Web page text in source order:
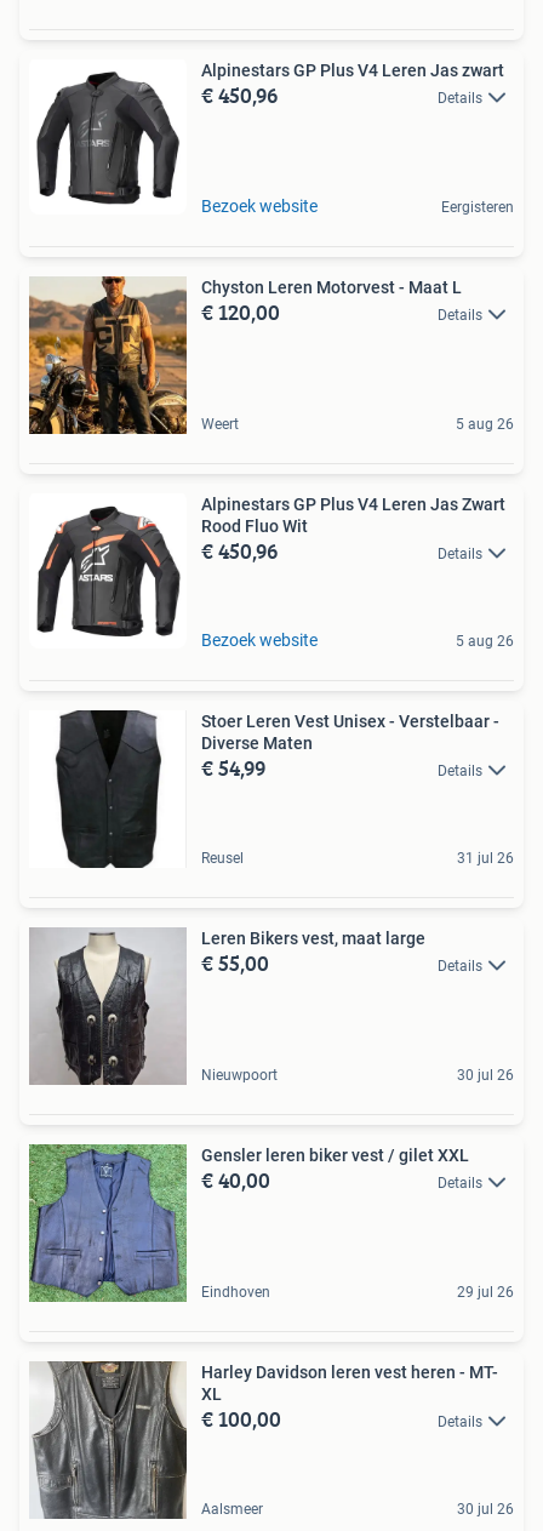
Alpinestars GP Plus V4 Leren Jas zwart
€ 450,96 Details
Bezoek website Eergisteren
Chyston Leren Motorvest - Maat L
€ 120,00 Details
Weert 5 aug 26
Alpinestars GP Plus V4 Leren Jas Zwart
Rood Fluo Wit
€ 450,96 Details
Bezoek website 5 aug 26
Stoer Leren Vest Unisex - Verstelbaar -
Diverse Maten
€ 54,99 Details
Reusel 31 jul 26
Leren Bikers vest, maat large
€ 55,00 Details
Nieuwpoort 30 jul 26
Gensler leren biker vest / gilet XXL
€ 40,00 Details
Eindhoven 29 jul 26
Harley Davidson leren vest heren - MT-
XL
€ 100,00 Details
Aalsmeer 30 jul 26